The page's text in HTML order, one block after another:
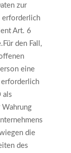
zur
erforderlich
Art. 6
den Fall,
eine
erforderlich
als
Wahrung
die
des